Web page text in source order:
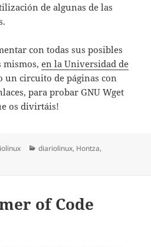
de algunas de las
con todas sus posibles
mismos,en la Universidad de
un circuito de páginas con
para probar GNU Wget
os divirtáis!
Categorías
diariolinux, Hontza,
of Code